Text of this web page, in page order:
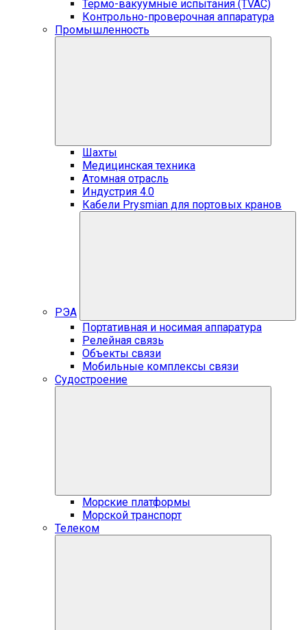
Термо-вакуумные испытания (TVAC)
Контрольно-проверочная аппаратура
Промышленность
Шахты
Медицинская техника
Атомная отрасль
Индустрия 4.0
Кабели Prysmian для портовых кранов
РЭА
Портативная и носимая аппаратура
Релейная связь
Объекты связи
Мобильные комплексы связи
Судостроение
Морские платформы
Морской транспорт
Телеком